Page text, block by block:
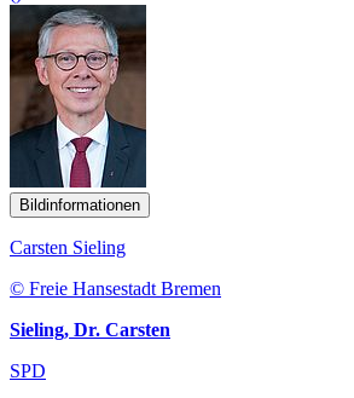
Bildinformationen
Carsten Sieling
© Freie Hansestadt Bremen
Sieling, Dr. Carsten
SPD